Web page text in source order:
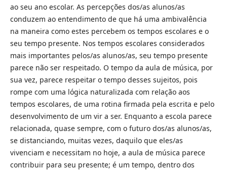
ao seu ano escolar. As percepções dos/as alunos/as
conduzem ao entendimento de que há uma ambivalência
na maneira como estes percebem os tempos escolares e o
seu tempo presente. Nos tempos escolares considerados
mais importantes pelos/as alunos/as, seu tempo presente
parece não ser respeitado. O tempo da aula de música, por
sua vez, parece respeitar o tempo desses sujeitos, pois
rompe com uma lógica naturalizada com relação aos
tempos escolares, de uma rotina firmada pela escrita e pelo
desenvolvimento de um vir a ser. Enquanto a escola parece
relacionada, quase sempre, com o futuro dos/as alunos/as,
se distanciando, muitas vezes, daquilo que eles/as
vivenciam e necessitam no hoje, a aula de música parece
contribuir para seu presente; é um tempo, dentro dos